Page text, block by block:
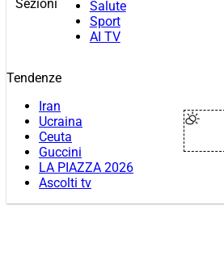
Sezioni
Salute
Sport
AI TV
Tendenze
Iran
Ucraina
Ceuta
Guccini
LA PIAZZA 2026
Ascolti tv